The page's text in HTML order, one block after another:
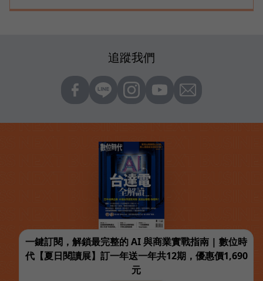
追蹤我們
一鍵訂閱，解鎖最完整的 AI 與商業實戰指南 | 數位時
代【夏日閱讀展】訂一年送一年共12期，優惠價1,690
元